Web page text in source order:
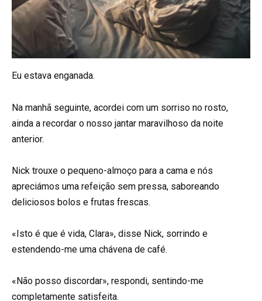
Eu estava enganada.
Na manhã seguinte, acordei com um sorriso no rosto,
ainda a recordar o nosso jantar maravilhoso da noite
anterior.
Nick trouxe o pequeno-almoço para a cama e nós
apreciámos uma refeição sem pressa, saboreando
deliciosos bolos e frutas frescas.
«Isto é que é vida, Clara», disse Nick, sorrindo e
estendendo-me uma chávena de café.
«Não posso discordar», respondi, sentindo-me
completamente satisfeita.